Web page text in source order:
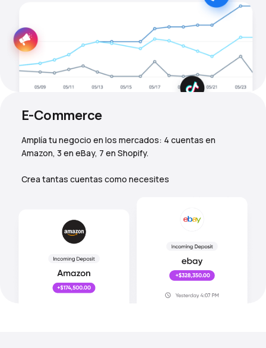
E-Commerce
Amplía tu negocio en los mercados: 4 cuentas en
Amazon, 3 en eBay, 7 en Shopify.
Crea tantas cuentas como necesites